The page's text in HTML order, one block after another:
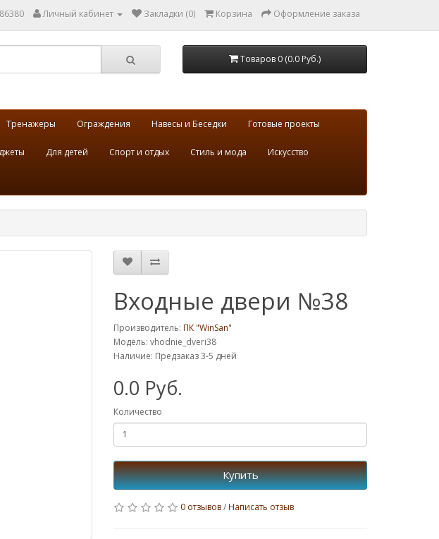
Личный кабинет Закладки (0) Корзина Оформление заказа
Товаров 0 (0.0 Руб.)
Тренажеры Ограждения Навесы и Беседки Готовые проекты
Для детей Спорт и отдых Стиль и мода Искусство
Входные двери №38
Производитель: ПК "WinSan"
Модель: vhodnie_dveri38
Наличие: Предзаказ 3-5 дней
0.0 Руб.
Количество
Купить
0 отзывов/Написать отзыв